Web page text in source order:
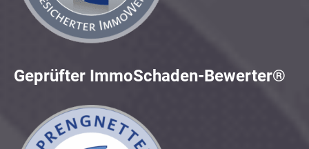
Geprüfter ImmoSchaden-Bewerter®